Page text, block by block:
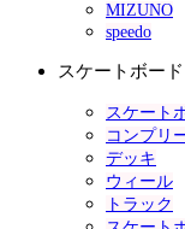
MIZUNO
speedo
スケートボード
スケート
コンプリ
デッキ
ウィール
トラック